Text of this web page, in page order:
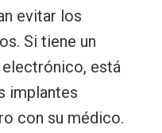
evitar los
Si tiene un
electrónico, está
implantes
con su médico.